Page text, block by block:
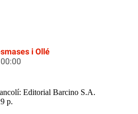
i Ollé
Editorial Barcino S.A.
p.